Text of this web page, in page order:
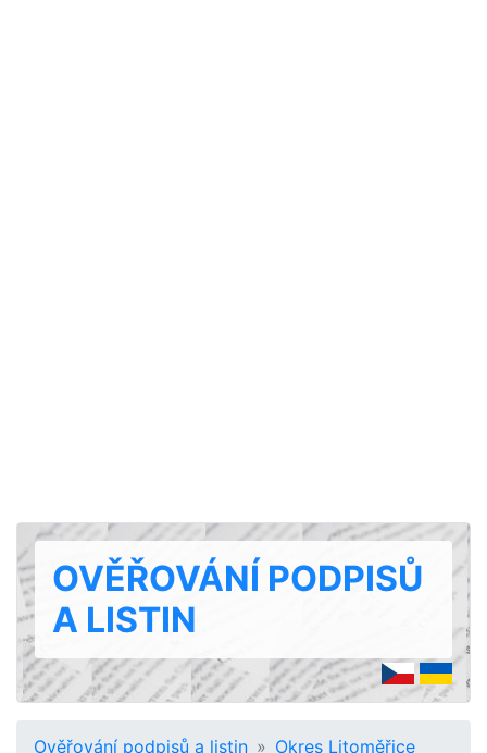
OVĚŘOVÁNÍ PODPISŮ
A LISTIN
Ověřování podpisů a listin Okres Litoměřice